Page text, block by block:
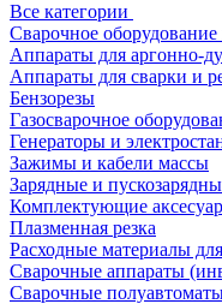
Все категории
Сварочное оборудование
Аппараты для аргонно-
Аппараты для сварки и
Бензорезы
Газосварочное
Генераторы и
Зажимы и кабели массы
Зарядные и
Комплектующие
Плазменная резка
Расходные материалы
Сварочные аппараты
Сварочные